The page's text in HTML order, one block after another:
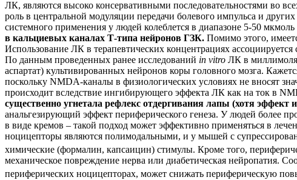
ЛК, являются высоко консервативными последовательностями во
роль в центральной модуляции передачи болевого импульса и
системного применения у людей колеблется в диапазоне 5-50
в кальциевых каналах Т-типа нейронов ГЗК. Помимо этого,
Использование ЛК в терапевтических концентрациях
По данным проведенных ранее исследований in vitro ЛК в
аспартат) культивированных нейронов коры головного мозга.
поскольку NMDA-каналы в физиологических условиях не вносят
происходит вследствие ингибирующего эффекта ЛК как на ток в
существенно угнетала рефлекс отдергивания лапы (хотя
анальгезирующий эффект периферического генеза. У людей более
в виде кремов – такой подход может эффективно применяться в
ноцицепторы являются полимодальными, и у мышей с
химические (формалин, капсаицин) стимулы. Кроме того,
механическое повреждение нерва или диабетическая нейропатия.
периферических ноцицепторах, может снижать периферическую